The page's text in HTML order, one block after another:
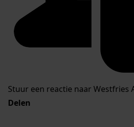
Stuur een reactie naar Westfries
Delen